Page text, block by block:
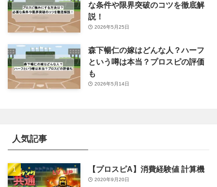
な条件や限界突破のコツを徹底解
説！
2026年5月25日
森下暢仁の嫁はどんな人？ハーフ
という噂は本当？プロスピの評価
も
2026年5月14日
人気記事
【プロスピA】消費経験値 計算機
2020年9月20日